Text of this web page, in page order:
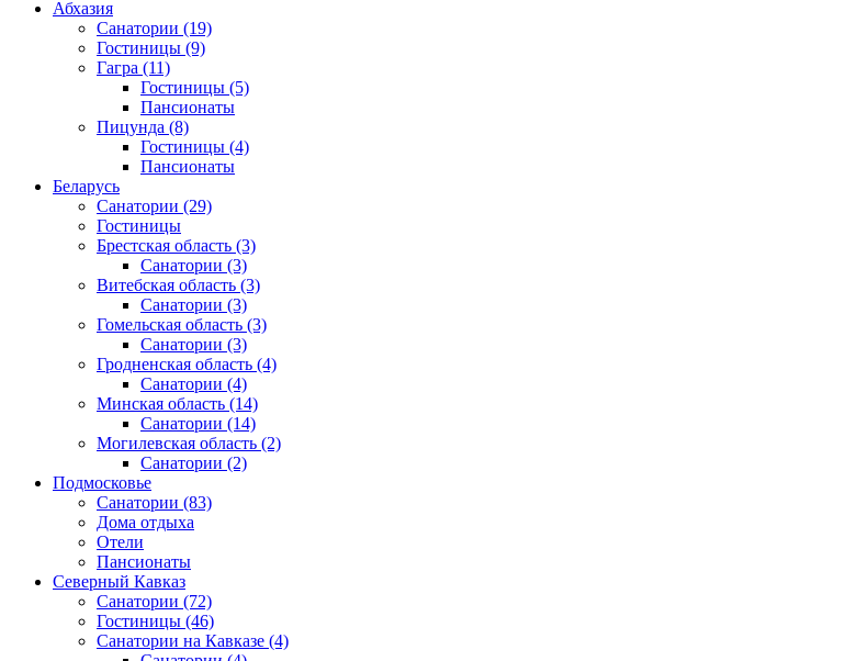
Абхазия
Санатории (19)
Гостиницы (9)
Гагра (11)
Гостиницы (5)
Пансионаты
Пицунда (8)
Гостиницы (4)
Пансионаты
Беларусь
Санатории (29)
Гостиницы
Брестская область (3)
Санатории (3)
Витебская область (3)
Санатории (3)
Гомельская область (3)
Санатории (3)
Гродненская область (4)
Санатории (4)
Минская область (14)
Санатории (14)
Могилевская область (2)
Санатории (2)
Подмосковье
Санатории (83)
Дома отдыха
Отели
Пансионаты
Северный Кавказ
Санатории (72)
Гостиницы (46)
Санатории на Кавказе (4)